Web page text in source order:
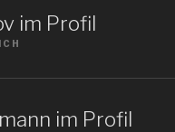
im Profil
im Profil